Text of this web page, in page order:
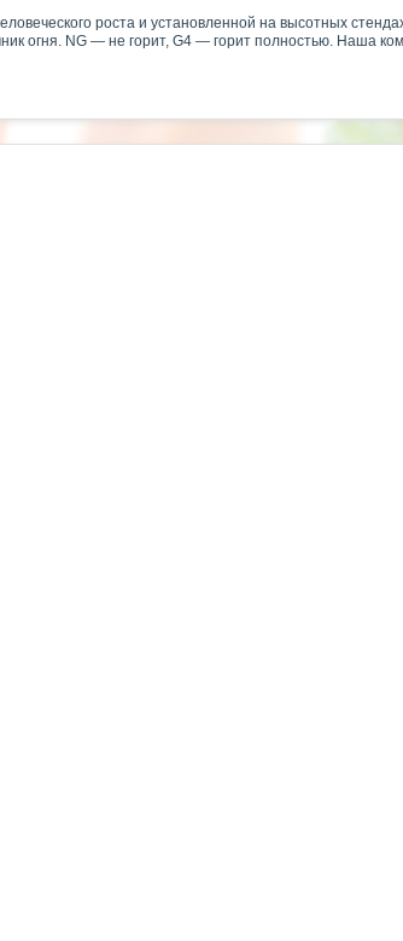
роста и установленной на высотных
огня. NG — не горит, G4 — горит полностью. Наша